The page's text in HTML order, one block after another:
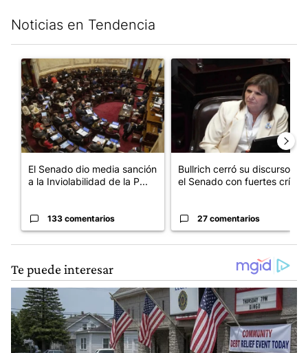
Noticias en Tendencia
Un artículo de tendencia con el título "El Senado dio media
El Senado dio media sanción
a la Inviolabilidad de la P...
133 comentarios
Un artículo de tendencia
Bullrich cerró su discurso en
el Senado con fuertes crí...
27 comentarios